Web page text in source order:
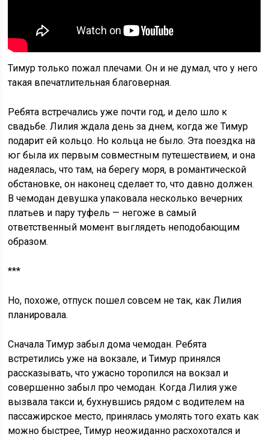
Тимур только пожал плечами. Он и не думал, что у него
такая впечатлительная благоверная.
Ребята встречались уже почти год, и дело шло к
свадьбе. Лилия ждала день за днем, когда же Тимур
подарит ей кольцо. Но кольца не было. Эта поездка на
юг была их первым совместным путешествием, и она
надеялась, что там, на берегу моря, в романтической
обстановке, он наконец сделает то, что давно должен.
В чемодан девушка упаковала несколько вечерних
платьев и пару туфель — негоже в самый
ответственный момент выглядеть неподобающим
образом.
***
Но, похоже, отпуск пошел совсем не так, как Лилия
планировала.
Сначала Тимур забыл дома чемодан. Ребята
встретились уже на вокзале, и Тимур принялся
рассказывать, что ужасно торопился на вокзал и
совершенно забыл про чемодан. Когда Лилия уже
вызвала такси и, бухнувшись рядом с водителем на
пассажирское место, принялась умолять того ехать как
можно быстрее, Тимур неожиданно расхохотался и